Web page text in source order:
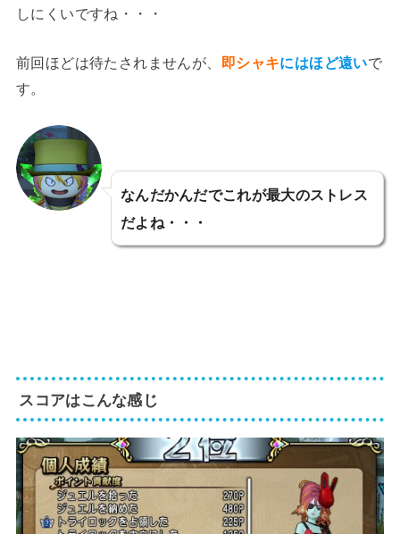
しにくいですね・・・
前回ほどは待たされませんが、 即シャキにはほど遠いで
す。
なんだかんだでこれが最大のストレス
だよね・・・
スコアはこんな感じ